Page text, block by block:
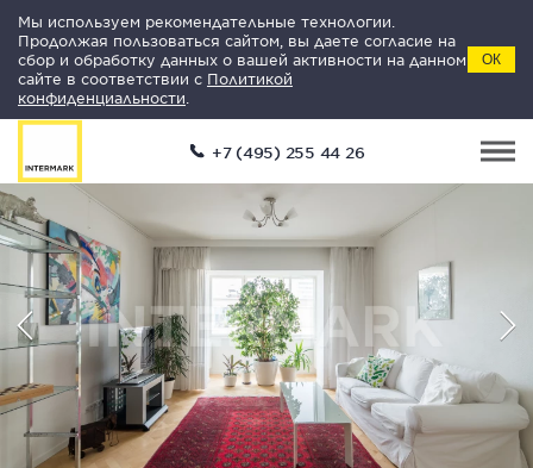
Мы используем рекомендательные технологии.
Продолжая пользоваться сайтом, вы даете согласие на
сбор и обработку данных о вашей активности на данном
сайте в соответствии с Политикой
конфиденциальности
ОК
+7 (495) 255 44 26